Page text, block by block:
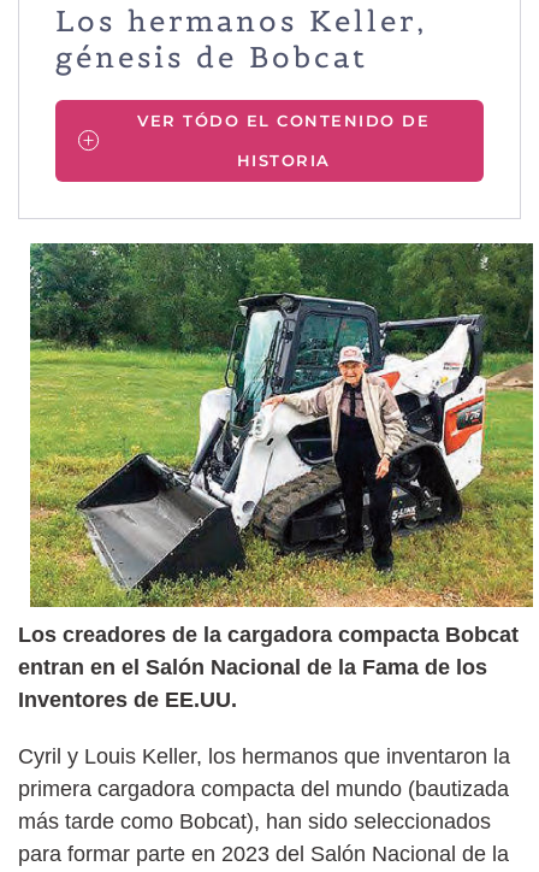
Los hermanos Keller,
génesis de Bobcat
VER TÓDO EL CONTENIDO DE
HISTORIA
Los creadores de la cargadora compacta Bobcat
entran en el Salón Nacional de la Fama de los
Inventores de EE.UU.
Cyril y Louis Keller, los hermanos que inventaron la
primera cargadora compacta del mundo (bautizada
más tarde como Bobcat), han sido seleccionados
para formar parte en 2023 del Salón Nacional de la